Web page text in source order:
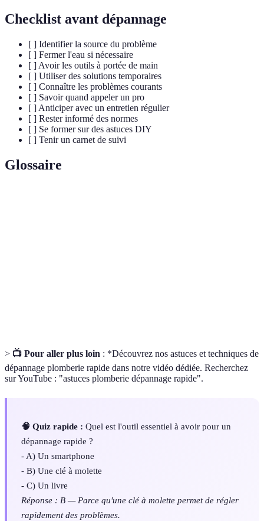
Checklist avant dépannage
[ ] Identifier la source du problème
[ ] Fermer l'eau si nécessaire
[ ] Avoir les outils à portée de main
[ ] Utiliser des solutions temporaires
[ ] Connaître les problèmes courants
[ ] Savoir quand appeler un pro
[ ] Anticiper avec un entretien régulier
[ ] Rester informé des normes
[ ] Se former sur des astuces DIY
[ ] Tenir un carnet de suivi
Glossaire
> 📺 Pour aller plus loin : *Découvrez nos astuces et techniques de
dépannage plomberie rapide dans notre vidéo dédiée. Recherchez
sur YouTube : "astuces plomberie dépannage rapide".
🧠 Quiz rapide : Quel est l'outil essentiel à avoir pour un
dépannage rapide ?
- A) Un smartphone
- B) Une clé à molette
- C) Un livre
Réponse : B — Parce qu'une clé à molette permet de régler
rapidement des problèmes.